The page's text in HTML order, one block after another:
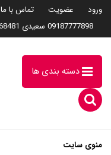
ورود عضویت
تماس با ما
09187777898 سعیدی 09185568481
دسته بندی ها
منوی سایت